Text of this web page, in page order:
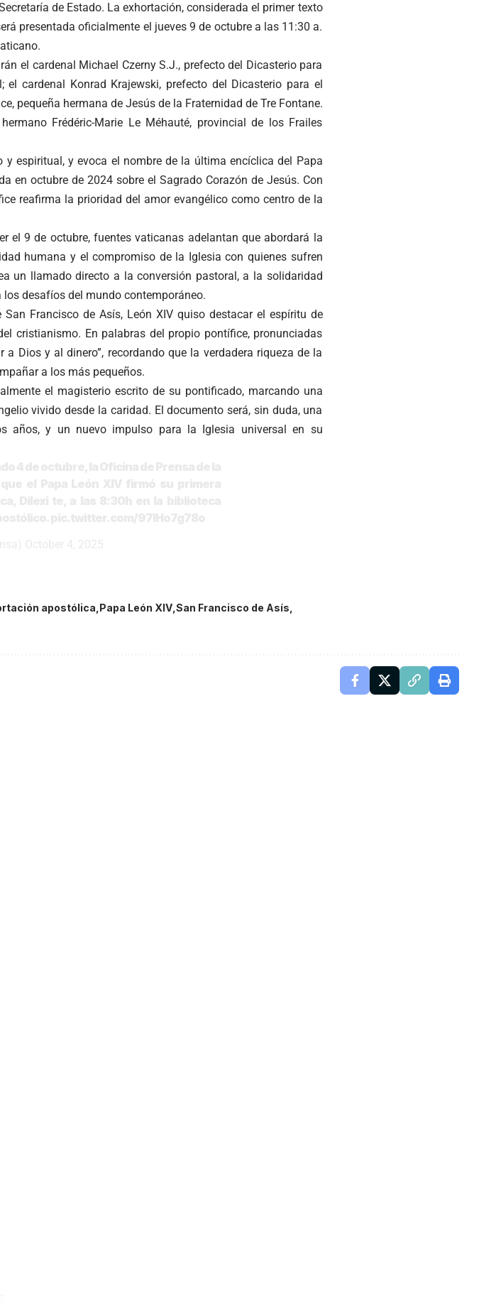
de Estado. La exhortación, considerada el primer texto
presentada oficialmente el jueves 9 de octubre a las 11:30 a.
el cardenal Michael Czerny S.J., prefecto del Dicasterio para
el cardenal Konrad Krajewski, prefecto del Dicasterio para el
pequeña hermana de Jesús de la Fraternidad de Tre Fontane.
Frédéric-Marie Le Méhauté, provincial de los Frailes
y espiritual, y evoca el nombre de la última encíclica del Papa
en octubre de 2024 sobre el Sagrado Corazón de Jesús. Con
reafirma la prioridad del amor evangélico como centro de la
el 9 de octubre, fuentes vaticanas adelantan que abordará la
humana y el compromiso de la Iglesia con quienes sufren
un llamado directo a la conversión pastoral, a la solidaridad
desafíos del mundo contemporáneo.
Francisco de Asís, León XIV quiso destacar el espíritu de
cristianismo. En palabras del propio pontífice, pronunciadas
Dios y al dinero”, recordando que la verdadera riqueza de la
a los más pequeños.
el magisterio escrito de su pontificado, marcando una
vivido desde la caridad. El documento será, sin duda, una
años, y un nuevo impulso para la Iglesia universal en su
apostólica Papa León XIV San Francisco de Asís